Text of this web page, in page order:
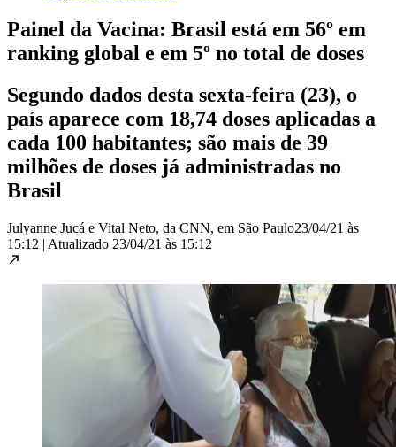
Painel da Vacina: Brasil está em 56º em
ranking global e em 5º no total de doses
Segundo dados desta sexta-feira (23), o
país aparece com 18,74 doses aplicadas a
cada 100 habitantes; são mais de 39
milhões de doses já administradas no
Brasil
Julyanne Jucá e Vital Neto, da CNN, em São Paulo23/04/21 às
15:12 | Atualizado 23/04/21 às 15:12